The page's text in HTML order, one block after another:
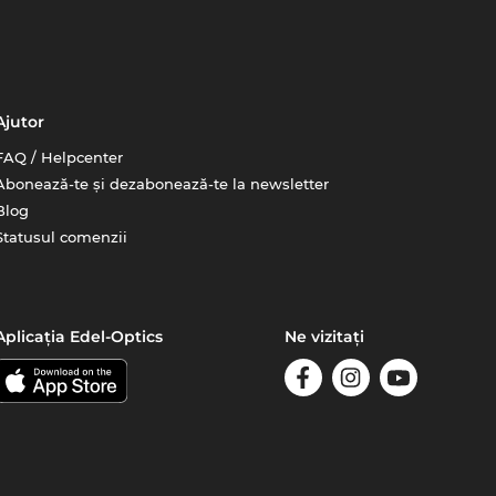
/ Helpcenter
te și dezabonează-te la newsletter
comenzii
Edel-Optics Ne vizitați